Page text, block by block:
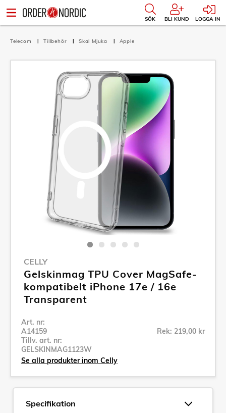
SÖK BLI KUND LOGGA IN
Telecom Tillbehör Skal Mjuka Apple
CELLY
Gelskinmag TPU Cover MagSafe-
kompatibelt iPhone 17e / 16e
Transparent
Art. nr:
A14159
Tillv. art. nr:
GELSKINMAG1123W
Rek: 219,00 kr
Se alla produkter inom Celly
Specifikation